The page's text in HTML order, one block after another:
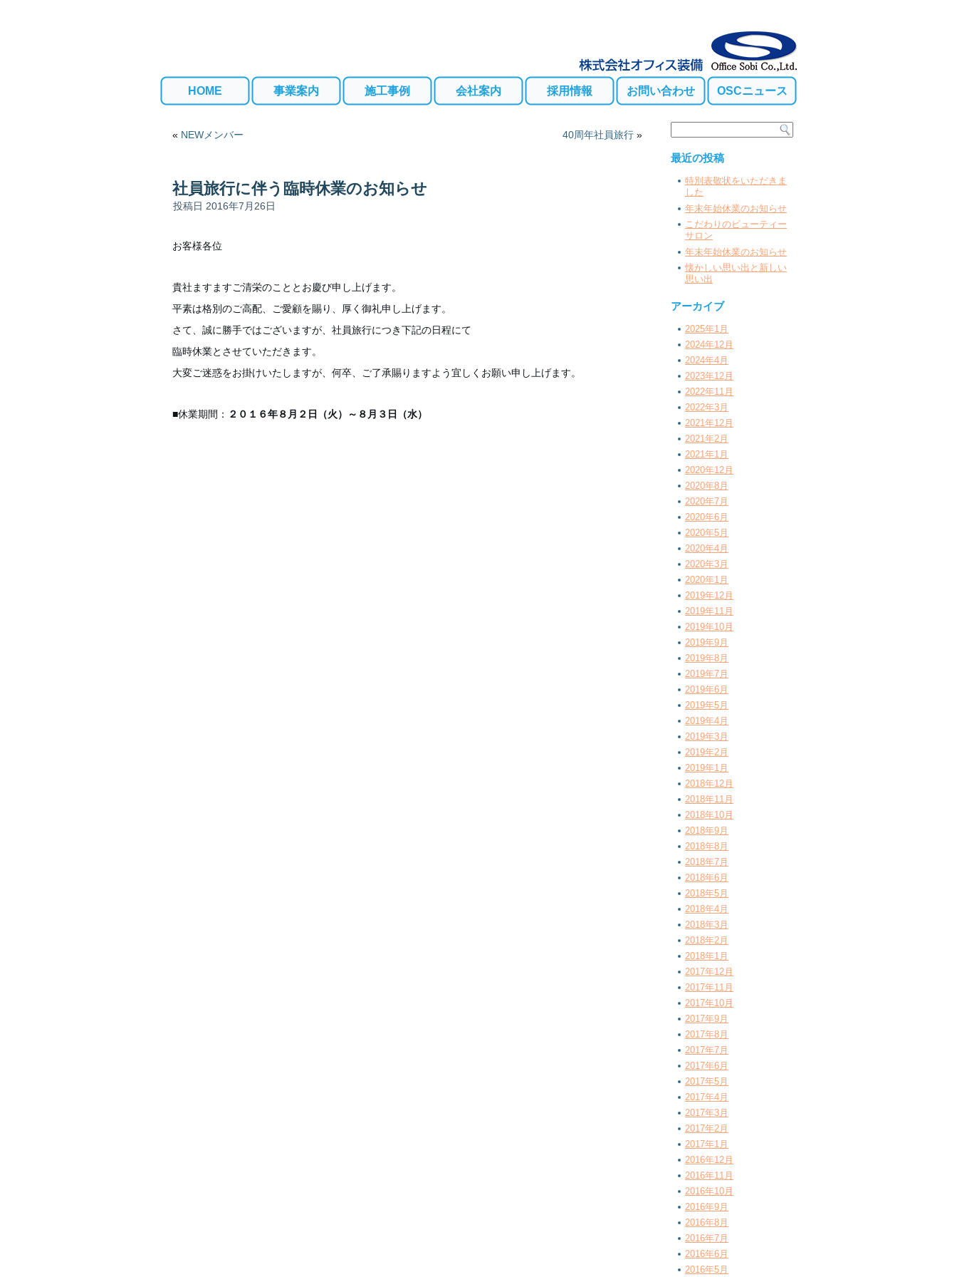
HOME 事業案内 施工事例 会社案内 採用情報 お問い合わせ OSCニュース
« NEWメンバー 40周年社員旅行 »
社員旅行に伴う臨時休業のお知らせ
投稿日 2016年7月26日
お客様各位
貴社ますますご清栄のこととお慶び申し上げます。
平素は格別のご高配、ご愛顧を賜り、厚く御礼申し上げます。
さて、誠に勝手ではございますが、社員旅行につき下記の日程にて
臨時休業とさせていただきます。
大変ご迷惑をお掛けいたしますが、何卒、ご了承賜りますよう宜しくお願い申し上げます。
■休業期間： ２０１６年８月２日（火）～８月３日（水）
最近の投稿
特別表敬状をいただきま
した
年末年始休業のお知らせ
こだわりのビューティー
サロン
年末年始休業のお知らせ
懐かしい思い出と新しい
思い出
アーカイブ
2025年1月
2024年12月
2024年4月
2023年12月
2022年11月
2022年3月
2021年12月
2021年2月
2021年1月
2020年12月
2020年8月
2020年7月
2020年6月
2020年5月
2020年4月
2020年3月
2020年1月
2019年12月
2019年11月
2019年10月
2019年9月
2019年8月
2019年7月
2019年6月
2019年5月
2019年4月
2019年3月
2019年2月
2019年1月
2018年12月
2018年11月
2018年10月
2018年9月
2018年8月
2018年7月
2018年6月
2018年5月
2018年4月
2018年3月
2018年2月
2018年1月
2017年12月
2017年11月
2017年10月
2017年9月
2017年8月
2017年7月
2017年6月
2017年5月
2017年4月
2017年3月
2017年2月
2017年1月
2016年12月
2016年11月
2016年10月
2016年9月
2016年8月
2016年7月
2016年6月
2016年5月